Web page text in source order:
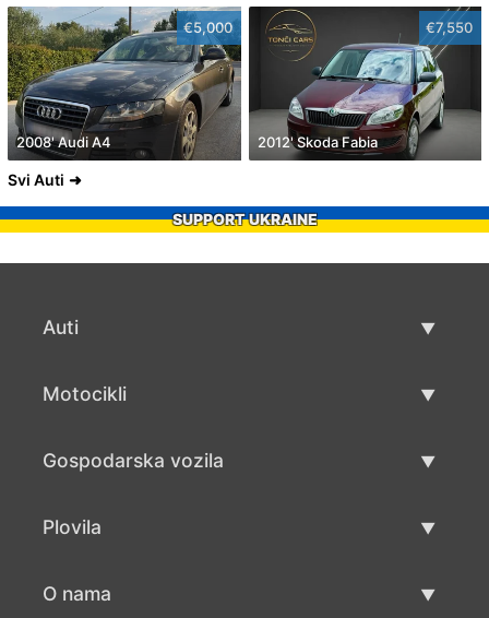
€5,000
2008' Audi A4
€7,550
2012' Skoda Fabia
Svi Auti
SUPPORT UKRAINE
Auti
Motocikli
Gospodarska vozila
Plovila
O nama